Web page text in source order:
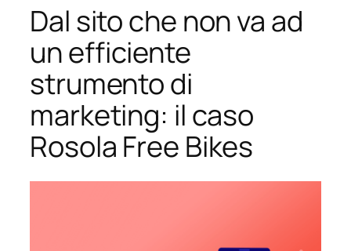
Dal sito che non va ad
un efficiente
strumento di
marketing: il caso
Rosola Free Bikes